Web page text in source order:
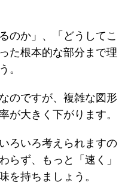
のか」、「どうしてこ
た根本的な部分まで理
。
のですが、複雑な図形
が大きく下がります。
ろいろ考えられますの
らず、もっと「速く」
を持ちましょう。